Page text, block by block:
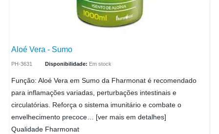
Aloé Vera - Sumo
PH-3631 Disponibilidade: Em stock
Função: Aloé Vera em Sumo da Fharmonat é recomendado
para inflamações variadas, perturbações intestinais e
circulatórias. Reforça o sistema imunitário e combate o
envelhecimento precoce… [ver mais em detalhes]
Qualidade Fharmonat